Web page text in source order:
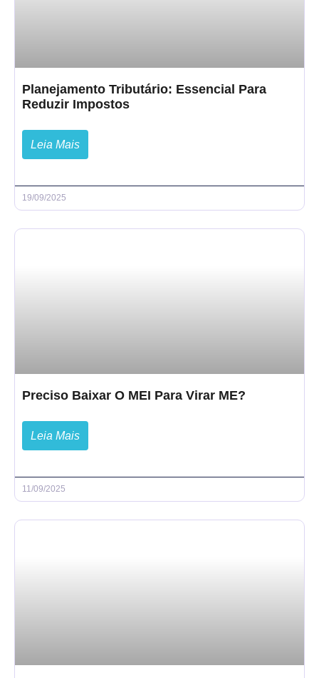
Planejamento Tributário: Essencial Para
Reduzir Impostos
Leia Mais
19/09/2025
Preciso Baixar O MEI Para Virar ME?
Leia Mais
11/09/2025